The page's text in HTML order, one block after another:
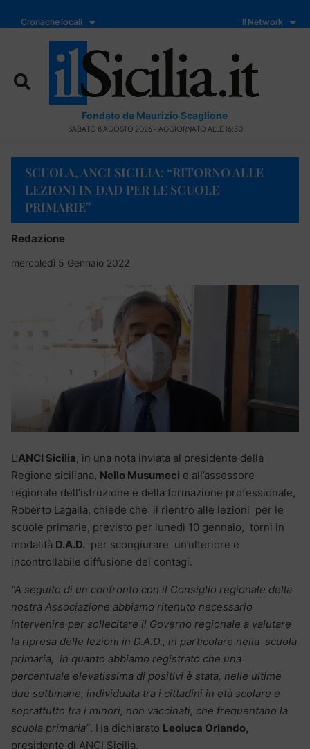
Cronache locali Il Network
Fondato da Maurizio Scaglione
SABATO 8 AGOSTO 2026 - AGGIORNATO ALLE 16:50
SCUOLA, ANCI SICILIA: “RITORNO ALLE
LEZIONI IN DAD PER LE SCUOLE
PRIMARIE”
Redazione
mercoledì 5 Gennaio 2022
L’ANCI Sicilia, in una nota inviata al presidente della
Regione siciliana, Nello Musumeci e all’assessore
regionale dell’istruzione e della formazione professionale,
Roberto Lagalla, chiede che il rientro alle lezioni per le
scuole primarie, previsto per lunedì 10 gennaio, torni in
modalità D.A.D. per scongiurare un’ulteriore e
incontrollabile diffusione dei contagi.
“A seguito di un confronto con il Consiglio regionale della
nostra Associazione abbiamo ritenuto necessario
intervenire per sollecitare il Governo regionale a valutare
la ripresa delle lezioni in D.A.D., in particolare nella scuola
primaria, in quanto abbiamo registrato che una
percentuale elevatissima di positivi è stata, nelle ultime
due settimane, individuata tra i cittadini in età scolare e
soprattutto tra i minori, non vaccinati, che frequentano la
scuola primaria”. Ha dichiarato Leoluca Orlando,
presidente di ANCI Sicilia.